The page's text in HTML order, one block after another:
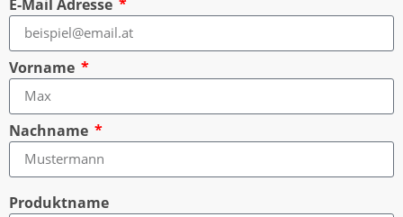
E-Mail Adresse
Vorname
Nachname
Produktname